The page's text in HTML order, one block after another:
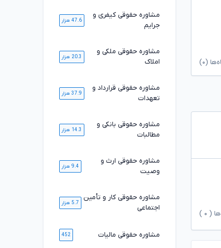
(۰)
( ۰
مشاوره حقوقی کیفری و
جرایم
47.6 هزار
مشاوره حقوقی ملکی و
املاک
20.3 هزار
مشاوره حقوقی قرارداد و
تعهدات
37.9 هزار
مشاوره حقوقی بانکی و
مطالبات
14.3 هزار
مشاوره حقوقی ارث و
وصیت
9.4 هزار
مشاوره حقوقی کار و تأمین
اجتماعی
5.7 هزار
مشاوره حقوقی مالیات 452